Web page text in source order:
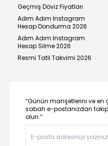
Geçmiş Döviz Fiyatları
Adım Adım Instagram
Hesap Dondurma 2026
Adım Adım Instagram
Hesap Silme 2026
Resmi Tatil Takvimi 2026
“Günün manşetlerini ve en
sabah e-postanızdan
olun.”